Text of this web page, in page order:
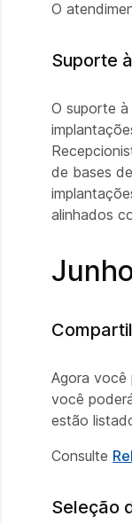
O
Suporte
O suporte
de bases
alinhados
Agora você
você
estão
Consulte
Seleção